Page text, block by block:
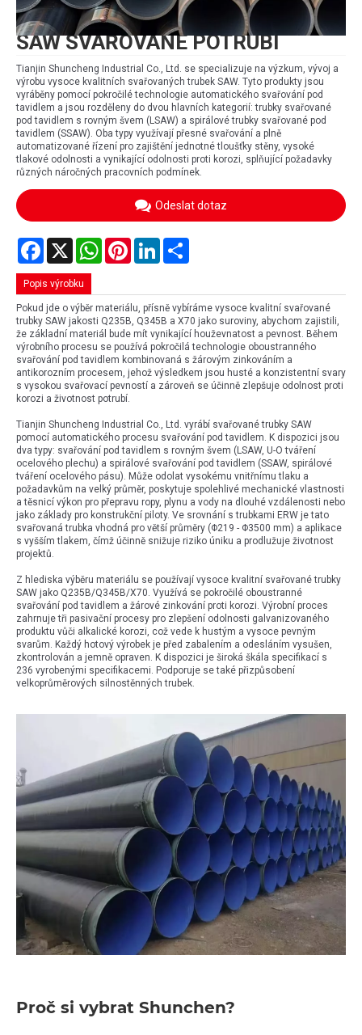
SAW SVAŘOVANÉ POTRUBÍ
Tianjin Shuncheng Industrial Co., Ltd. se specializuje na výzkum, vývoj a
výrobu vysoce kvalitních svařovaných trubek SAW. Tyto produkty jsou
vyráběny pomocí pokročilé technologie automatického svařování pod
tavidlem a jsou rozděleny do dvou hlavních kategorií: trubky svařované
pod tavidlem s rovným švem (LSAW) a spirálové trubky svařované pod
tavidlem (SSAW). Oba typy využívají přesné svařování a plně
automatizované řízení pro zajištění jednotné tloušťky stěny, vysoké
tlakové odolnosti a vynikající odolnosti proti korozi, splňující požadavky
různých náročných pracovních podmínek.
Odeslat dotaz
Facebook
X WhatsAppPinterestLinkedIn
Popis výrobku
Pokud jde o výběr materiálu, přísně vybíráme vysoce kvalitní svařované
trubky SAW jakosti Q235B, Q345B a X70 jako suroviny, abychom zajistili,
že základní materiál bude mít vynikající houževnatost a pevnost. Během
výrobního procesu se používá pokročilá technologie oboustranného
svařování pod tavidlem kombinovaná s žárovým zinkováním a
antikorozním procesem, jehož výsledkem jsou husté a konzistentní svary
s vysokou svařovací pevností a zároveň se účinně zlepšuje odolnost proti
korozi a životnost potrubí.
Tianjin Shuncheng Industrial Co., Ltd. vyrábí svařované trubky SAW
pomocí automatického procesu svařování pod tavidlem. K dispozici jsou
dva typy: svařování pod tavidlem s rovným švem (LSAW, U-O tváření
ocelového plechu) a spirálové svařování pod tavidlem (SSAW, spirálové
tváření ocelového pásu). Může odolat vysokému vnitřnímu tlaku a
požadavkům na velký průměr, poskytuje spolehlivé mechanické vlastnosti
a těsnicí výkon pro přepravu ropy, plynu a vody na dlouhé vzdálenosti nebo
jako základy pro konstrukční piloty. Ve srovnání s trubkami ERW je tato
svařovaná trubka vhodná pro větší průměry (Φ219 - Φ3500 mm) a aplikace
s vyšším tlakem, čímž účinně snižuje riziko úniku a prodlužuje životnost
projektů.
Z hlediska výběru materiálu se používají vysoce kvalitní svařované trubky
SAW jako Q235B/Q345B/X70. Využívá se pokročilé oboustranné
svařování pod tavidlem a žárové zinkování proti korozi. Výrobní proces
zahrnuje tři pasivační procesy pro zlepšení odolnosti galvanizovaného
produktu vůči alkalické korozi, což vede k hustým a vysoce pevným
svarům. Každý hotový výrobek je před zabalením a odesláním vysušen,
zkontrolován a jemně opraven. K dispozici je široká škála specifikací s
236 vyrobenými specifikacemi. Podporuje se také přizpůsobení
velkoprůměrových silnostěnných trubek.
Proč si vybrat Shunchen?